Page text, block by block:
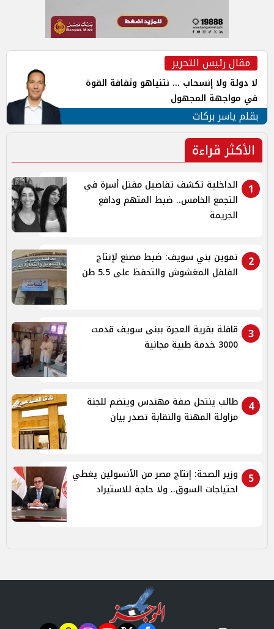
مقال رئيس التحرير
لا دولة ولا إنسحاب ... نتنياهو وثقافة القوة
في مواجهة المجهول
بقلم ياسر بركات
الأكثر قراءة
1
الداخلية تكشف تفاصيل مقتل أسرة في
التجمع الخامس.. ضبط المتهم ودافع
الجريمة
2
تموين بني سويف: ضبط مصنع لإنتاج
الفلفل المغشوش والتحفظ على 5.5 طن
3
قافلة بقرية العجرة ببنى سويف قدمت
3000 خدمة طبية مجانية
4
طالب ينتحل صفة مهندس وينضم للجنة
مزاولة المهنة والنقابة تصدر بيان
5
وزير الصحة: إنتاج مصر من الأنسولين يغطي
احتياجات السوق.. ولا حاجة للاستيراد